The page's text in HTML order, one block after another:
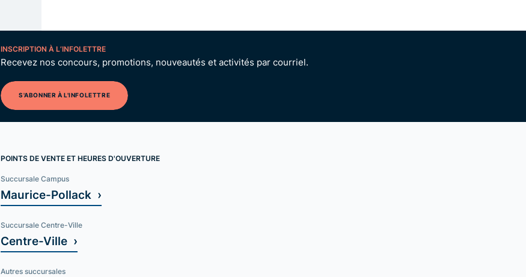
INSCRIPTION À L’INFOLETTRE
Recevez nos concours, promotions, nouveautés et activités par courriel.
S'ABONNER À L'INFOLETTRE
POINTS DE VENTE ET HEURES D'OUVERTURE
Succursale Campus
Maurice-Pollack ›
Succursale Centre-Ville
Centre-Ville ›
Autres succursales